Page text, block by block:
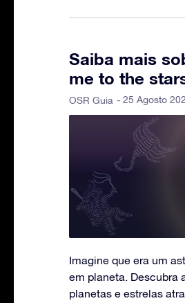
Saiba mais
me to the
OSR Guia - 25 Agosto
Imagine que era um
em planeta. Descubra
planetas e estrelas